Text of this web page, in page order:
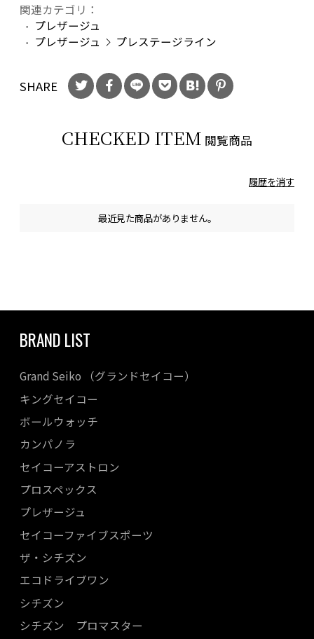
関連カテゴリ：
プレザージュ
プレザージュ
プレステージライン
SHARE
CHECKED ITEM 閲覧商品
履歴を消す
最近見た商品がありません。
BRAND LIST
Grand Seiko （グランドセイコー）
キングセイコー
ボールウォッチ
カンパノラ
セイコーアストロン
プロスペックス
プレザージュ
セイコーファイブスポーツ
ザ・シチズン
エコドライブワン
シチズン
シチズン プロマスター